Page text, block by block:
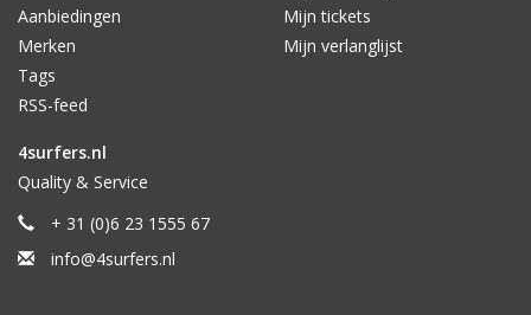
Aanbiedingen
Merken
Tags
RSS-feed
Mijn tickets
Mijn verlanglijst
4surfers.nl
Quality & Service
+ 31 (0)6 23 1555 67
info@4surfers.nl